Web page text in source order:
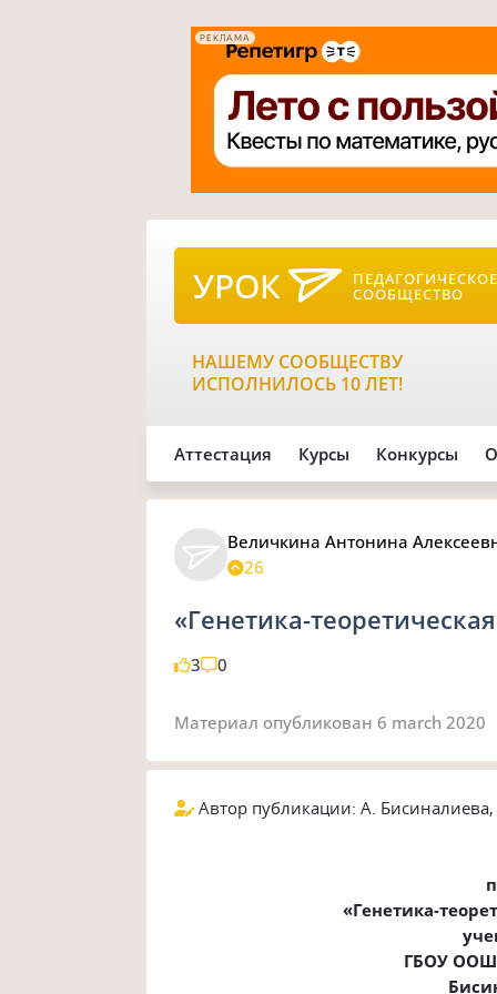
РЕКЛАМА
УРОК ПЕДАГОГИЧЕСКОЕ
СООБЩЕСТВО
НАШЕМУ СООБЩЕСТВУ
ИСПОЛНИЛОСЬ 10 ЛЕТ!
Аттестация Курсы Конкурсы
Величкина Антонина
26
«Генетика-
3 0
Материал опубликован 6 march 2020
Автор публикации: А. Бисиналиева,
«Генетика-
ГБОУ ООШ